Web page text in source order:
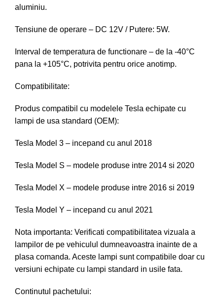
aluminiu.
Tensiune de operare – DC 12V / Putere: 5W.
Interval de temperatura de functionare – de la -40°C
pana la +105°C, potrivita pentru orice anotimp.
Compatibilitate:
Produs compatibil cu modelele Tesla echipate cu
lampi de usa standard (OEM):
Tesla Model 3 – incepand cu anul 2018
Tesla Model S – modele produse intre 2014 si 2020
Tesla Model X – modele produse intre 2016 si 2019
Tesla Model Y – incepand cu anul 2021
Nota importanta: Verificati compatibilitatea vizuala a
lampilor de pe vehiculul dumneavoastra inainte de a
plasa comanda. Aceste lampi sunt compatibile doar cu
versiuni echipate cu lampi standard in usile fata.
Continutul pachetului: